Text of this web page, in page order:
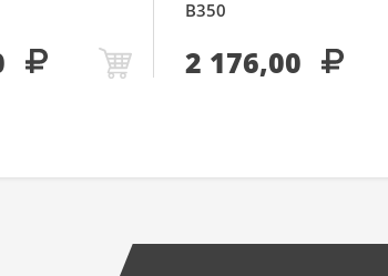
В350
2 176,00